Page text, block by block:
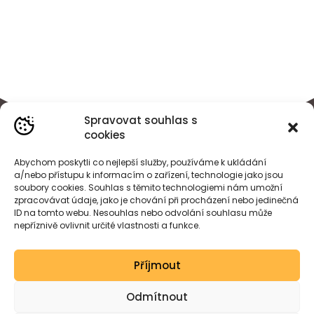
Spravovat souhlas s
cookies
Abychom poskytli co nejlepší služby, používáme k ukládání
a/nebo přístupu k informacím o zařízení, technologie jako jsou
soubory cookies. Souhlas s těmito technologiemi nám umožní
zpracovávat údaje, jako je chování při procházení nebo jedinečná
ID na tomto webu. Nesouhlas nebo odvolání souhlasu může
nepříznivě ovlivnit určité vlastnosti a funkce.
Příjmout
Odmítnout
BÁRAHEJDOVÁ
Created by wessdesign.